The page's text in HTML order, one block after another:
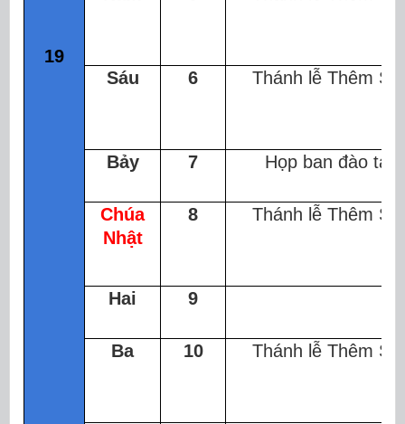
19
Sáu 6 Thánh lễ Thêm
Bảy 7 Họp ban đào tạo
Chúa
Nhật
8 Thánh lễ Thêm
Hai 9
Ba 10 Thánh lễ Thêm